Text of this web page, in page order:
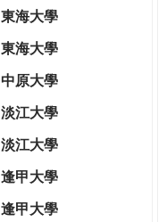
東海大學
東海大學
中原大學
淡江大學
淡江大學
逢甲大學
逢甲大學